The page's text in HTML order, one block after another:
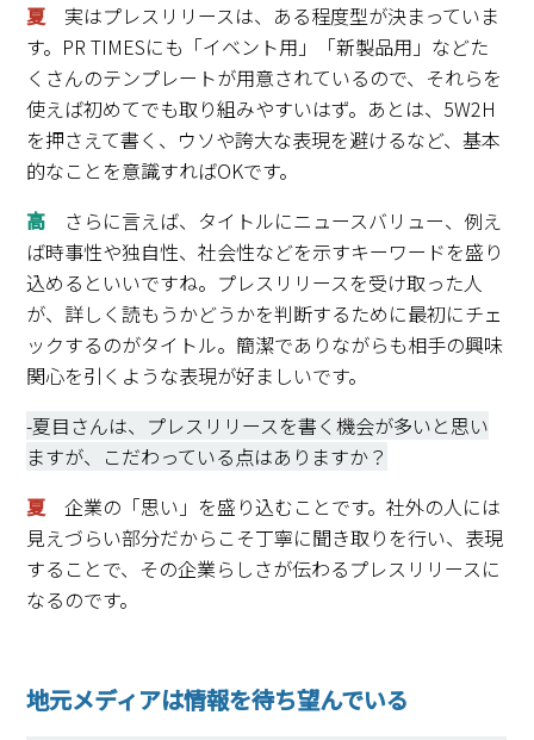
夏実はプレスリリースは、ある程度型が決まっていま
す。PR TIMESにも「イベント用」「新製品用」などた
くさんのテンプレートが用意されているので、それらを
使えば初めてでも取り組みやすいはず。あとは、5W2H
を押さえて書く、ウソや誇大な表現を避けるなど、基本
的なことを意識すればOKです。
高 さらに言えば、タイトルにニュースバリュー、例え
ば時事性や独自性、社会性などを示すキーワードを盛り
込めるといいですね。プレスリリースを受け取った人
が、詳しく読もうかどうかを判断するために最初にチェ
ックするのがタイトル。簡潔でありながらも相手の興味
関心を引くような表現が好ましいです。
-夏目さんは、プレスリリースを書く機会が多いと思い
ますが、こだわっている点はありますか？
夏企業の「思い」を盛り込むことです。社外の人には
見えづらい部分だからこそ丁寧に聞き取りを行い、表現
することで、その企業らしさが伝わるプレスリリースに
なるのです。
地元メディアは情報を待ち望んでいる